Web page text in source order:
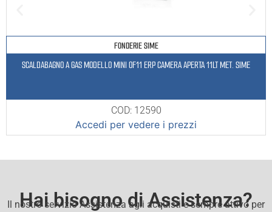
FONDERIE SIME
SCALDABAGNO A GAS MODELLO MINI OF11 ERP CAMERA APERTA 11LT MET. SIME
COD: 12590
Accedi per vedere i prezzi
Hai bisogno di Assistenza?
Il nostro servizio Assistenza agli acquisti e sempre attivo per